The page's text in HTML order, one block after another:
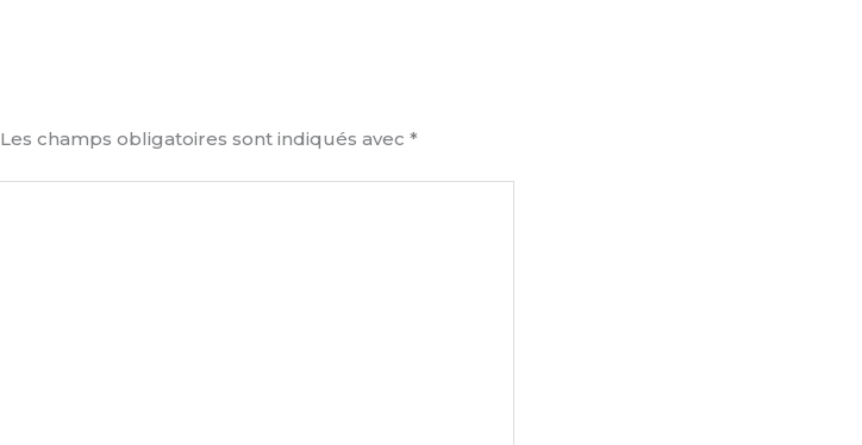
Les champs obligatoires sont indiqués avec*